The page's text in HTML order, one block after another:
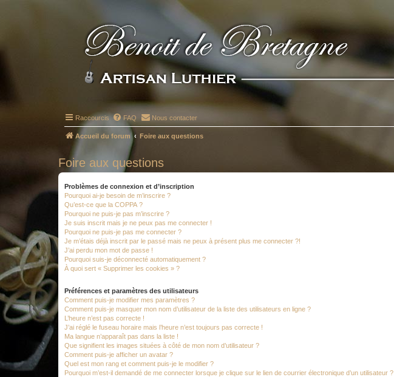
Raccourcis FAQ Nous contacter
Accueil du forum Foire aux questions
Foire aux questions
Problèmes de connexion et d’inscription
Pourquoi ai-je besoin de m’inscrire ?
Qu’est-ce que la COPPA ?
Pourquoi ne puis-je pas m’inscrire ?
Je suis inscrit mais je ne peux pas me connecter !
Pourquoi ne puis-je pas me connecter ?
Je m’étais déjà inscrit par le passé mais ne peux à présent plus me connecter ?!
J’ai perdu mon mot de passe !
Pourquoi suis-je déconnecté automatiquement ?
À quoi sert « Supprimer les cookies » ?
Préférences et paramètres des utilisateurs
Comment puis-je modifier mes paramètres ?
Comment puis-je masquer mon nom d’utilisateur de la liste des utilisateurs en ligne ?
L’heure n’est pas correcte !
J’ai réglé le fuseau horaire mais l’heure n’est toujours pas correcte !
Ma langue n’apparaît pas dans la liste !
Que signifient les images situées à côté de mon nom d’utilisateur ?
Comment puis-je afficher un avatar ?
Quel est mon rang et comment puis-je le modifier ?
Pourquoi m’est-il demandé de me connecter lorsque je clique sur le lien de courrier électronique d’un utilisateur ?